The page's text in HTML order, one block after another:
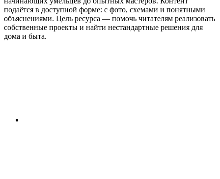
подаётся в доступной форме: с фото, схемами и понятными
объяснениями. Цель ресурса — помочь читателям реализовать
собственные проекты и найти нестандартные решения для
дома и быта.